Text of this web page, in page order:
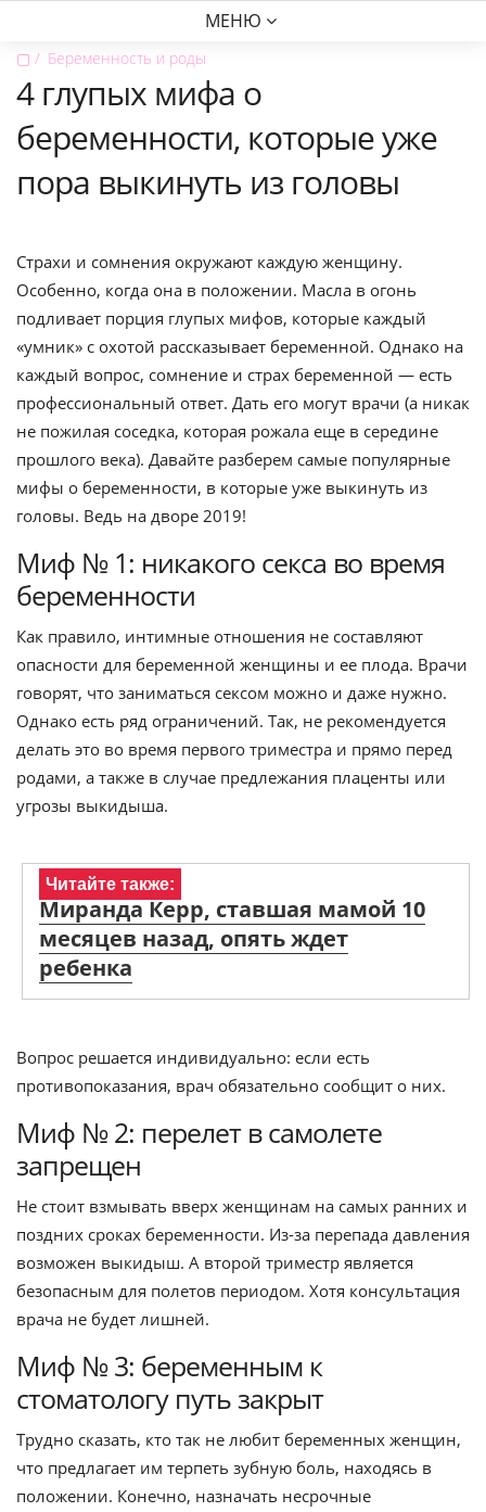
МЕНЮ
▢ Беременность и роды
4 глупых мифа о
беременности, которые уже
пора выкинуть из головы
Страхи и сомнения окружают каждую женщину.
Особенно, когда она в положении. Масла в огонь
подливает порция глупых мифов, которые каждый
«умник» с охотой рассказывает беременной. Однако на
каждый вопрос, сомнение и страх беременной — есть
профессиональный ответ. Дать его могут врачи (а никак
не пожилая соседка, которая рожала еще в середине
прошлого века). Давайте разберем самые популярные
мифы о беременности, в которые уже выкинуть из
головы. Ведь на дворе 2019!
Миф № 1: никакого секса во время
беременности
Как правило, интимные отношения не составляют
опасности для беременной женщины и ее плода. Врачи
говорят, что заниматься сексом можно и даже нужно.
Однако есть ряд ограничений. Так, не рекомендуется
делать это во время первого триместра и прямо перед
родами, а также в случае предлежания плаценты или
угрозы выкидыша.
Читайте также:
Миранда Керр, ставшая мамой 10
месяцев назад, опять ждет
ребенка
Вопрос решается индивидуально: если есть
противопоказания, врач обязательно сообщит о них.
Миф № 2: перелет в самолете
запрещен
Не стоит взмывать вверх женщинам на самых ранних и
поздних сроках беременности. Из-за перепада давления
возможен выкидыш. А второй триместр является
безопасным для полетов периодом. Хотя консультация
врача не будет лишней.
Миф № 3: беременным к
стоматологу путь закрыт
Трудно сказать, кто так не любит беременных женщин,
что предлагает им терпеть зубную боль, находясь в
положении. Конечно, назначать несрочные